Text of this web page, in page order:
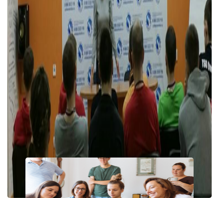
Возврат к списку новостей
Вернуться на главную